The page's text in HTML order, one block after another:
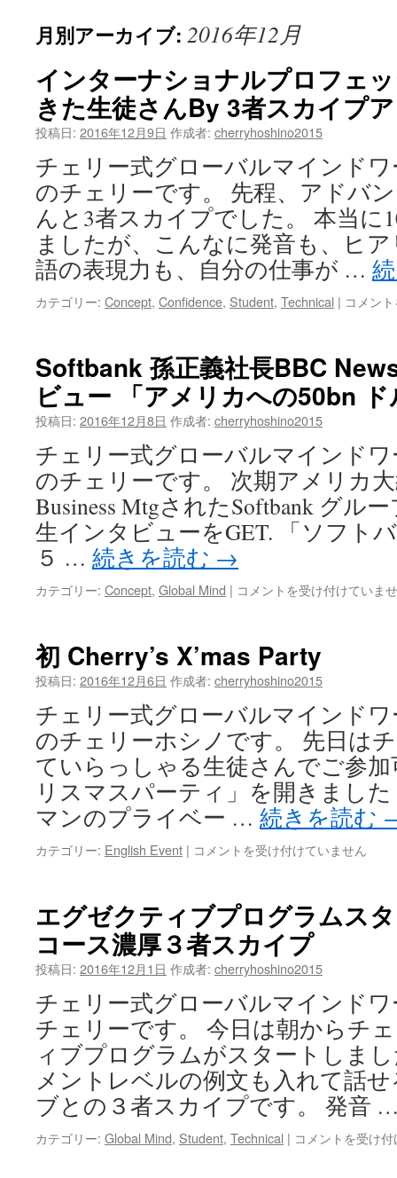
月別アーカイブ: 2016年12月
インターナショナルプロフェ
きた生徒さんBy 3者スカイプ
投稿日: 2016年12月9日 作成者: cherryhoshino2015
チェリー式グローバルマインド
のチェリーです。 先程、アドバ
んと3者スカイプでした。 本当に
ましたが、こんなに発音も、ヒ
語の表現力も、自分の仕事が …
カテゴリー: Concept, Confidence, Student, Technical | イ
ナ
シ
ョ
ル
プ
ロ
フ
ェ
ッ
ナ
ル
た
生
徒
さ
ん
By
3
者
ス
ア
ス
コ
ー
ス
は
コメン
Softbank 孫正義社長BBC
ビュー 「アメリカへの50bn ド
投稿日: 2016年12月8日 作成者: cherryhoshino2015
チェリー式グローバルマインド
のチェリーです。 次期アメリカ
Business MtgされたSoftbank グル
生インタビューをGET. 「ソフト
５ … 続きを読む →
カテゴリー: Concept, Global Mind | Softbank
社
長
News
で
ラ
イ
ブ
ン
ビ
「ア
メ
リ
カ
へ
の
50bn
ド
ル
投
資」
は
コメントを受け付けていま
初 Cherry’s X’mas Party
投稿日: 2016年12月6日 作成者: cherryhoshino2015
チェリー式グローバルマインド
のチェリーホシノです。 先日は
ていらっしゃる生徒さんでご参
リスマスパーティ」を開きまし
マンのプライベー … 続きを読む
カテゴリー: English Event | 初
Party
は
コメントを受け付けていません
エグゼクティブプログラムス
コース濃厚３者スカイプ
投稿日: 2016年12月1日 作成者: cherryhoshino2015
チェリー式グローバルマインド
チェリーです。 今日は朝からチ
ィブプログラムがスタートしま
メントレベルの例文も入れて話
ブとの３者スカイプです。 発音
カテゴリー: Global Mind, Student, Technical | エ
コメントを受け